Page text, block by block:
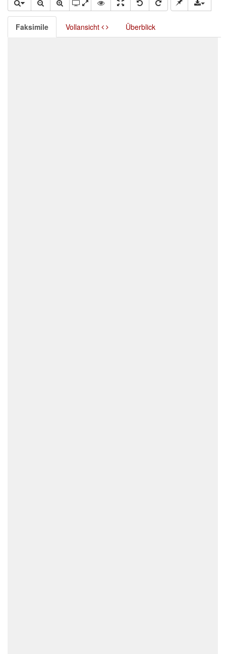
Faksimile Vollansicht Überblick